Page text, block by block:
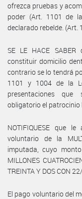
ofrezca pruebas y
poder (Art. 1101 de
declarado rebelde. (Art.
SE LE HACE
constituir domicilio
contrario se lo tendrá
1101 y 1004 de la
presentaciones
obligatorio el patrocinio
NOTIFIQUESE que
voluntario de la
imputada, cuyo
MILLONES
TREINTA Y DOS CON
El pago voluntario del